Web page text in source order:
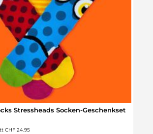
Stressheads Socken-Geschenkset
CHF 24.95